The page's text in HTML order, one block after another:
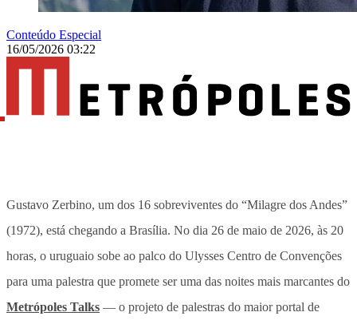
Conteúdo Especial
16/05/2026 03:22
Gustavo Zerbino, um dos 16 sobreviventes do “Milagre dos Andes”
(1972), está chegando a Brasília. No dia 26 de maio de 2026, às 20
horas, o uruguaio sobe ao palco do Ulysses Centro de Convenções
para uma palestra que promete ser uma das noites mais marcantes do
Metrópoles Talks — o projeto de palestras do maior portal de